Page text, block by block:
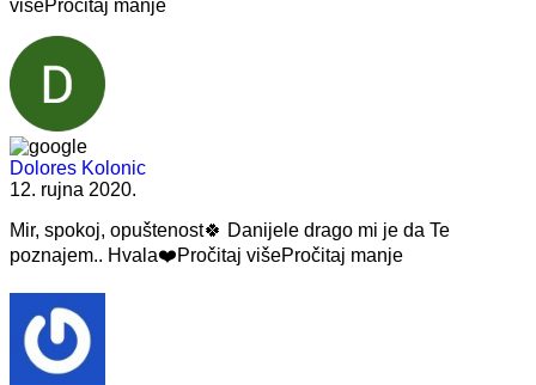
višePročitaj manje
Dolores Kolonic
12. rujna 2020.
Mir, spokoj, opuštenost🍀 Danijele drago mi je da Te
poznajem.. Hvala❤️Pročitaj višePročitaj manje